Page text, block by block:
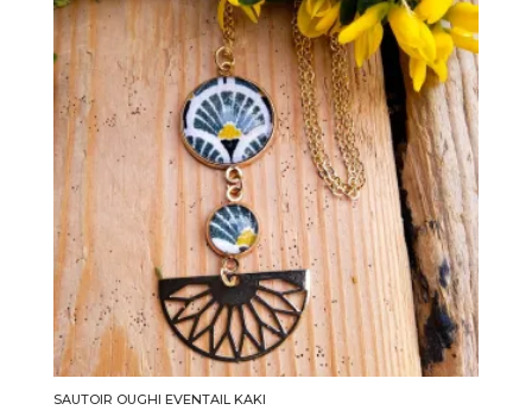
SAUTOIR OUGHI EVENTAIL KAKI